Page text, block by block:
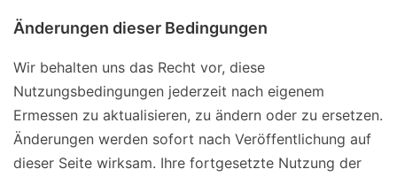
Änderungen dieser Bedingungen
Wir behalten uns das Recht vor, diese
Nutzungsbedingungen jederzeit nach eigenem
Ermessen zu aktualisieren, zu ändern oder zu ersetzen.
Änderungen werden sofort nach Veröffentlichung auf
dieser Seite wirksam. Ihre fortgesetzte Nutzung der